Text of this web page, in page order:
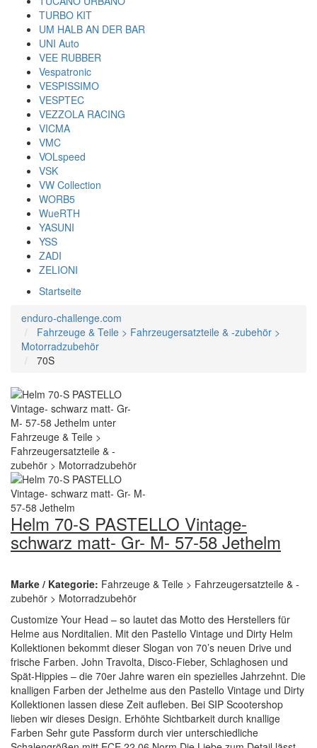
TURBO KIT
UM HALB AN DER BAR
UNI Auto
VEE RUBBER
Vespatronic
VESPISSIMO
VESPTEC
VEZZOLA RACING
VICMA
VMC
VOLspeed
VSK
VW Collection
WORB5
WueRTH
YASUNI
YSS
ZADI
ZELIONI
Startseite
enduro-challenge.com
Fahrzeuge & Teile > Fahrzeugersatzteile & -zubehör >
Motorradzubehör
70S
Helm 70-S PASTELLO Vintage-
schwarz matt- Gr- M- 57-58 Jethelm
Marke / Kategorie: Fahrzeuge & Teile > Fahrzeugersatzteile & -
zubehör > Motorradzubehör
Customize Your Head – so lautet das Motto des Herstellers für
Helme aus Norditalien. Mit den Pastello Vintage und Dirty Helm
Kollektionen bekommt dieser Slogan von 70’s neuen Drive und
frische Farben. John Travolta, Disco-Fieber, Schlaghosen und
Spät-Hippies – die 70er Jahre waren ein spezielles Jahrzehnt. Die
knalligen Farben der Jethelme aus den Pastello Vintage und Dirty
Kollektionen lassen diese Zeit aufleben. Bei SIP Scootershop
lieben wir dieses Design. Erhöhte Sichtbarkeit durch knallige
Farben Sehr gute Passform durch vier unterschiedliche